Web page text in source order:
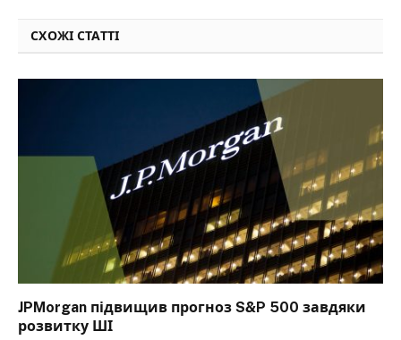
СХОЖІ СТАТТІ
JPMorgan підвищив прогноз S&P 500 завдяки
розвитку ШІ